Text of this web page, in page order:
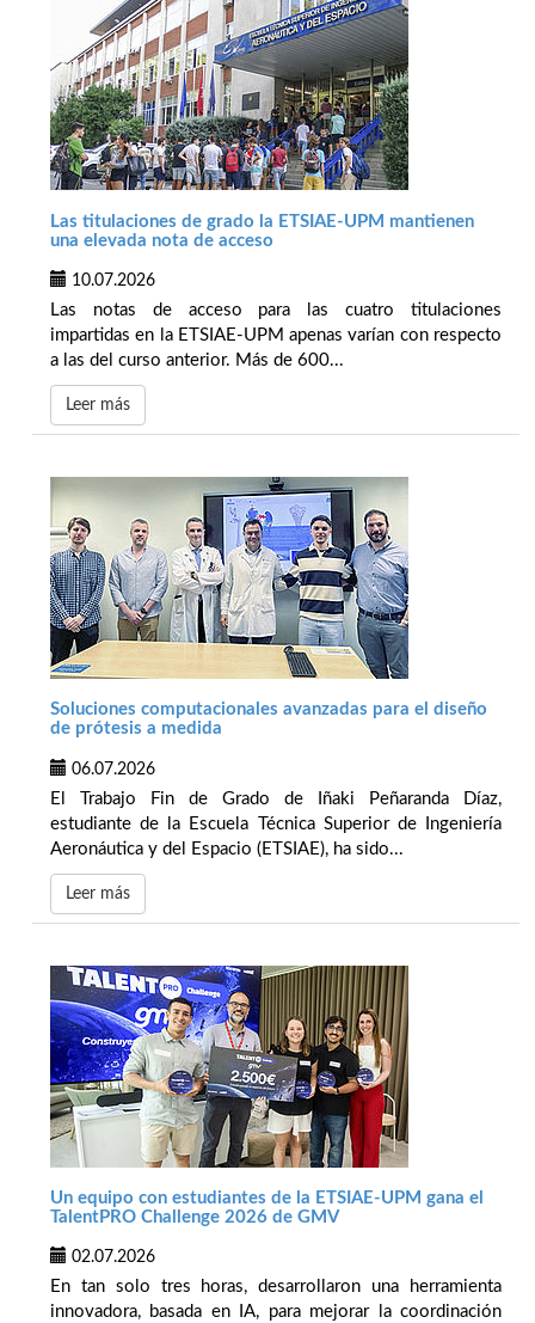
Las titulaciones de grado la ETSIAE-UPM mantienen
una elevada nota de acceso
10.07.2026
Las notas de acceso para las cuatro titulaciones
impartidas en la ETSIAE-UPM apenas varían con respecto
a las del curso anterior. Más de 600...
Leer más
Soluciones computacionales avanzadas para el diseño
de prótesis a medida
06.07.2026
El Trabajo Fin de Grado de Iñaki Peñaranda Díaz,
estudiante de la Escuela Técnica Superior de Ingeniería
Aeronáutica y del Espacio (ETSIAE), ha sido...
Leer más
Un equipo con estudiantes de la ETSIAE-UPM gana el
TalentPRO Challenge 2026 de GMV
02.07.2026
En tan solo tres horas, desarrollaron una herramienta
innovadora, basada en IA, para mejorar la coordinación